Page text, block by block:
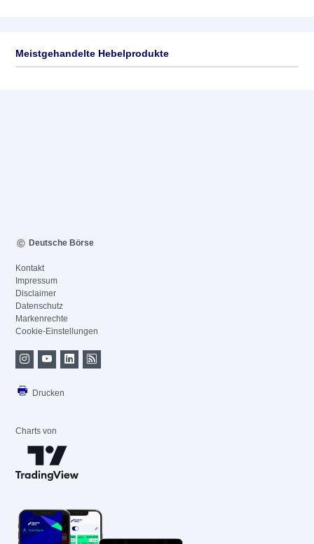
Meistgehandelte Hebelprodukte
Deutsche Börse
Kontakt
Impressum
Disclaimer
Datenschutz
Markenrechte
Cookie-Einstellungen
Drucken
Charts von